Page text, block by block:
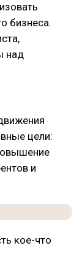
бизнеса.
над
цели:
и
кое-что